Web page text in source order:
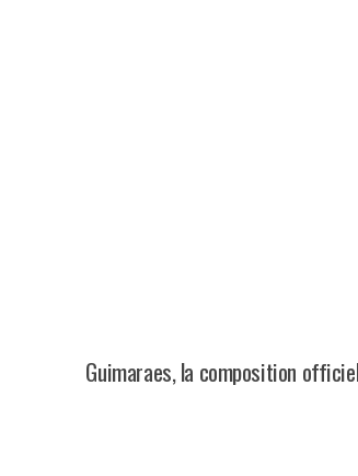
Guimaraes, la composition